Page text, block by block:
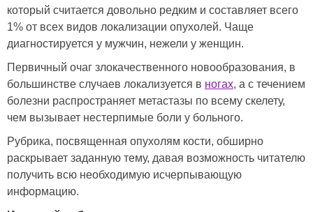
который считается довольно редким и составляет всего
1% от всех видов локализации опухолей. Чаще
диагностируется у мужчин, нежели у женщин.
Первичный очаг злокачественного новообразования, в
большинстве случаев локализуется в ногах, а с течением
болезни распространяет метастазы по всему скелету,
чем вызывает нестерпимые боли у больного.
Рубрика, посвященная опухолям кости, обширно
раскрывает заданную тему, давая возможность читателю
получить всю необходимую исчерпывающую
информацию.